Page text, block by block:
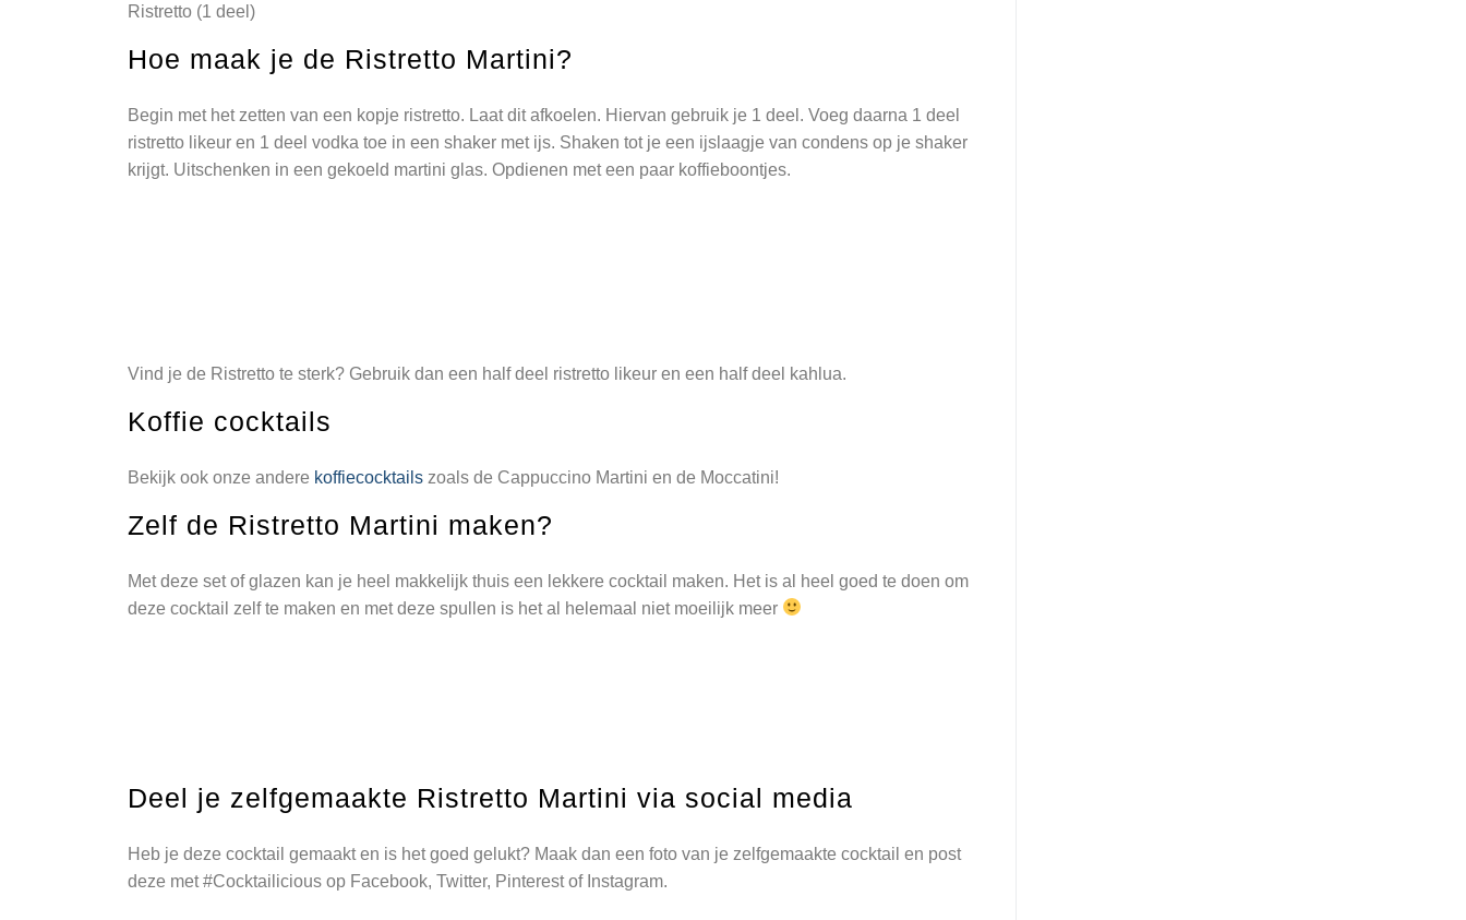
Ristretto (1 deel)
Hoe maak je de Ristretto Martini?
Begin met het zetten van een kopje ristretto. Laat dit afkoelen. Hiervan gebruik je 1 deel. Voeg daarna 1 deel
ristretto likeur en 1 deel vodka toe in een shaker met ijs. Shaken tot je een ijslaagje van condens op je shaker
krijgt. Uitschenken in een gekoeld martini glas. Opdienen met een paar koffieboontjes.
Vind je de Ristretto te sterk? Gebruik dan een half deel ristretto likeur en een half deel kahlua.
Koffie cocktails
Bekijk ook onze andere koffiecocktails zoals de Cappuccino Martini en de Moccatini!
Zelf de Ristretto Martini maken?
Met deze set of glazen kan je heel makkelijk thuis een lekkere cocktail maken. Het is al heel goed te doen om
deze cocktail zelf te maken en met deze spullen is het al helemaal niet moeilijk meer
Deel je zelfgemaakte Ristretto Martini via social media
Heb je deze cocktail gemaakt en is het goed gelukt? Maak dan een foto van je zelfgemaakte cocktail en post
deze met #Cocktailicious op Facebook, Twitter, Pinterest of Instagram.